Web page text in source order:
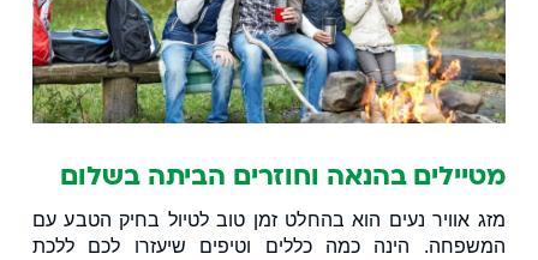
מטיילים בהנאה וחוזרים הביתה בשלום
מזג אוויר נעים הוא בהחלט זמן טוב לטיול בחיק הטבע עם
המשפחה. הינה כמה כללים וטיפים שיעזרו לכם ללכת